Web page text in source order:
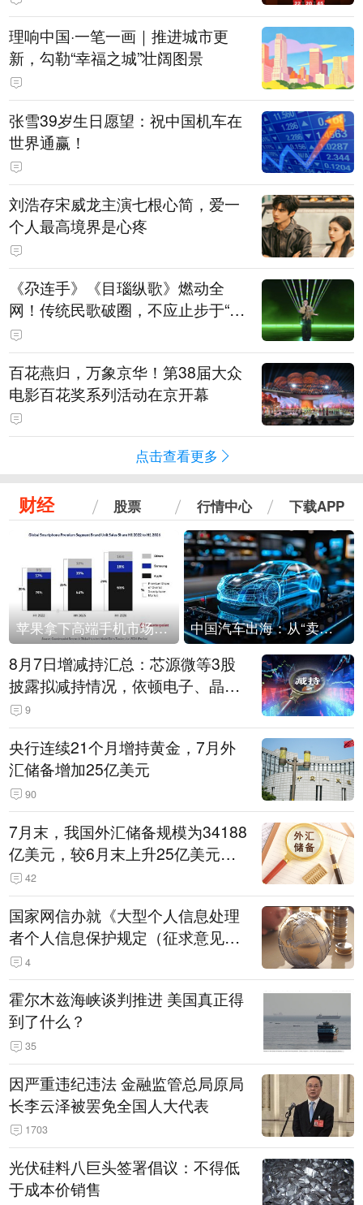
理响中国·一笔一画｜推进城市更
新，勾勒“幸福之城”壮阔图景
张雪39岁生日愿望：祝中国机车在
世界通赢！
刘浩存宋威龙主演七根心简，爱一
个人最高境界是心疼
《尕连手》《目瑙纵歌》燃动全
网！传统民歌破圈，不应止步于“上
头”
百花燕归，万象京华！第38届大众
电影百花奖系列活动在京开幕
点击查看更多
财经 股票 行情中心 下载APP
苹果拿下高端手机市场65%的份额：iPhone 17系列功不可没 中国汽车出海：从“卖出去”到“走进去”
8月7日增减持汇总：芯源微等3股
披露拟减持情况，依顿电子、晶华
微拟增持（表）
9
央行连续21个月增持黄金，7月外
汇储备增加25亿美元
90
7月末，我国外汇储备规模为34188
亿美元，较6月末上升25亿美元，
升幅为0.07%
42
国家网信办就《大型个人信息处理
者个人信息保护规定（征求意见
稿）》公开征求意见
4
霍尔木兹海峡谈判推进 美国真正得
到了什么？
35
因严重违纪违法 金融监管总局原局
长李云泽被罢免全国人大代表
1703
光伏硅料八巨头签署倡议：不得低
于成本价销售